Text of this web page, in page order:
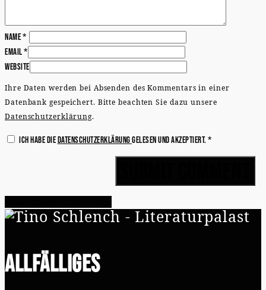
Name*
Email*
Website
Ihre Daten werden bei Absenden des Kommentars in einer
Datenbank gespeichert. Bitte beachten Sie dazu unsere
Datenschutzerklärung.
Ich habe dieDatenschutzerklärunggelesen und akzeptiert.*
Allfälliges